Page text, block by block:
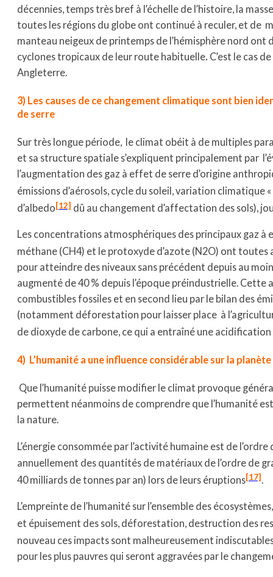
décennies, temps très bref à l’échelle de l’histoire, la
toutes les régions du globe ont continué à reculer, et de
manteau neigeux de printemps de l’hémisphère nord
cyclones tropicaux de leur route habituelle. C’est le cas
Angleterre.
3) Les causes de ce changement climatique sont bien
de serre
Sur très longue période, le climat obéit à de multiples
et sa structure spatiale s’expliquent principalement par
l’augmentation des gaz à effet de serre d’origine
émissions d’aérosols, cycle du soleil, variation climatique
d’albedo[12] dû au changement d’affectation des sols),
Les concentrations atmosphériques des principaux gaz
méthane (CH4) et le protoxyde d’azote (N2O) ont
pour atteindre des niveaux sans précédent depuis au
augmenté de 40 % depuis l’époque préindustrielle.
combustibles fossiles et en second lieu par le bilan des
(notamment déforestation pour laisser place à
de dioxyde de carbone, ce qui a entraîné une acidification
4) L’humanité a une influence considérable sur la planète
Que l’humanité puisse modifier le climat provoque
permettent néanmoins de comprendre que l’humanité
la nature.
L’énergie consommée par l’activité humaine est de
annuellement des quantités de matériaux de l’ordre de
40 milliards de tonnes par an) lors de leurs éruptions[17].
L’empreinte de l’humanité sur l’ensemble des
et épuisement des sols, déforestation, destruction des
nouveau ces impacts sont malheureusement
pour les plus pauvres qui seront aggravées par le